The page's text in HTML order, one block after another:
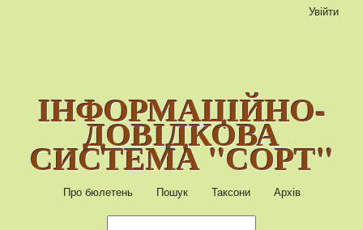
ІНФОРМАЦІЙНО-
ДОВІДКОВА
СИСТЕМА "СОРТ"
Про бюлетень Пошук Таксони Архів
Увійти